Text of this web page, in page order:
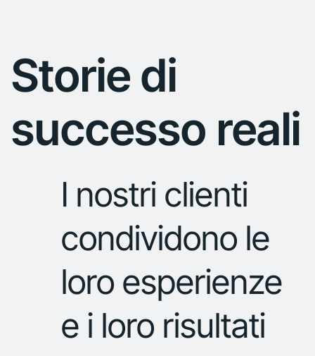
Storie di
successo reali
I nostri clienti
condividono le
loro esperienze
e i loro risultati